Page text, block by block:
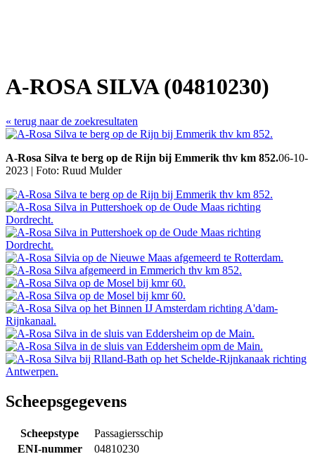
A-ROSA SILVA (04810230)
« terug naar de zoekresultaten
A-Rosa Silva te berg op de Rijn bij Emmerik thv km 852.06-10-
2023 | Foto: Ruud Mulder
Scheepsgegevens
Scheepstype
Passagiersschip
ENI-nummer
04810230